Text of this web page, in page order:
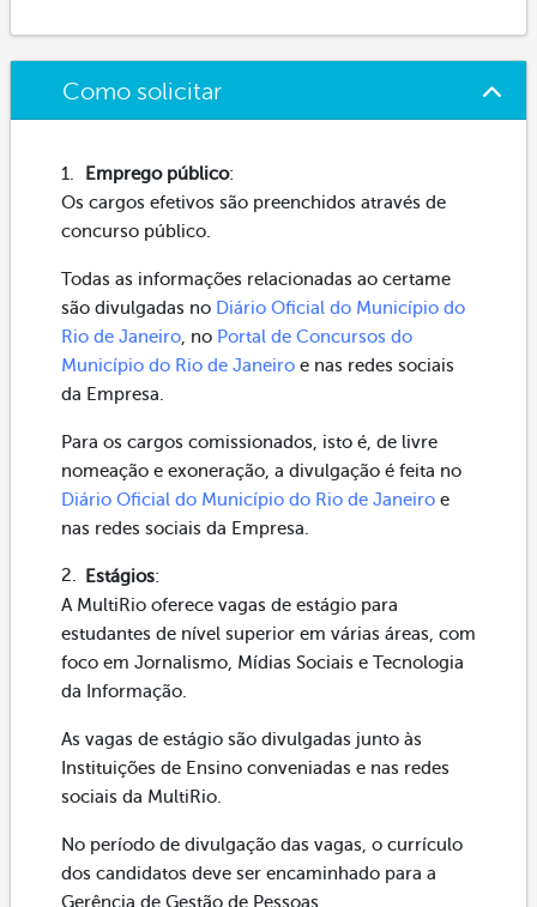
Como solicitar
Emprego público:
Os cargos efetivos são preenchidos através de
concurso público.
Todas as informações relacionadas ao certame
são divulgadas no Diário Oficial do Município do
Rio de Janeiro, no Portal de Concursos do
Município do Rio de Janeiro e nas redes sociais
da Empresa.
Para os cargos comissionados, isto é, de livre
nomeação e exoneração, a divulgação é feita no
Diário Oficial do Município do Rio de Janeiro e
nas redes sociais da Empresa.
Estágios:
A MultiRio oferece vagas de estágio para
estudantes de nível superior em várias áreas, com
foco em Jornalismo, Mídias Sociais e Tecnologia
da Informação.
As vagas de estágio são divulgadas junto às
Instituições de Ensino conveniadas e nas redes
sociais da MultiRio.
No período de divulgação das vagas, o currículo
dos candidatos deve ser encaminhado para a
Gerência de Gestão de Pessoas.